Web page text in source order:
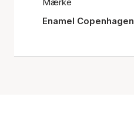
Enamel Copenhagen